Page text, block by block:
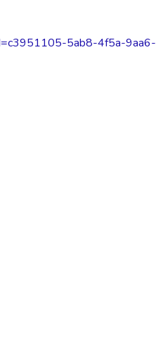
5ab8-4f5a-9aa6-